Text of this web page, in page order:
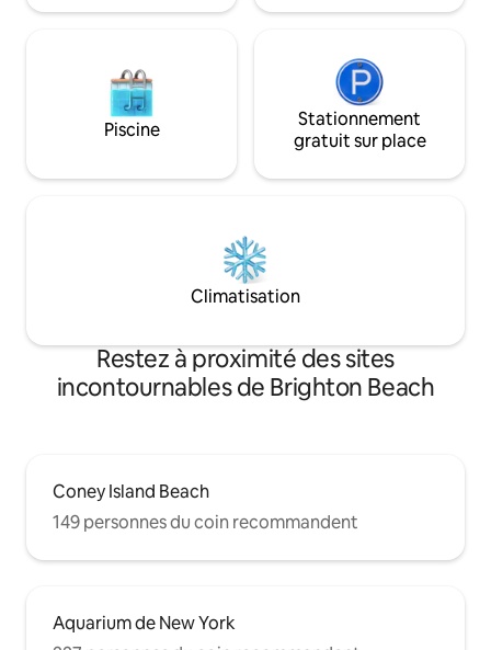
à la recherche d'un séjour sécuritaire,
activités de plein
Piscine
Stationnement
gratuit sur place
Climatisation
Restez à proximité des sites
incontournables de Brighton Beach
Coney Island Beach
149 personnes du coin recommandent
Aquarium de New York